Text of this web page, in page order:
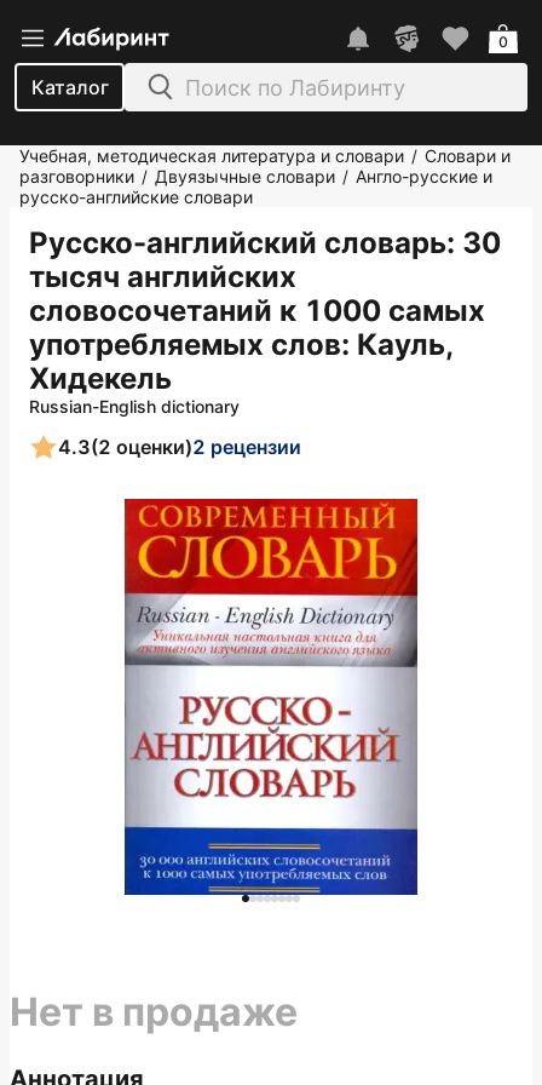
Каталог
0
Учебная, методическая литература и словари / Словари и
разговорники / Двуязычные словари / Англо-русские и
русско-английские словари
Русско-английский словарь: 30
тысяч английских
словосочетаний к 1000 самых
употребляемых слов: Кауль,
Хидекель
Russian-English dictionary
4.3(2 оценки)2 рецензии
Аннотация
Нет в продаже